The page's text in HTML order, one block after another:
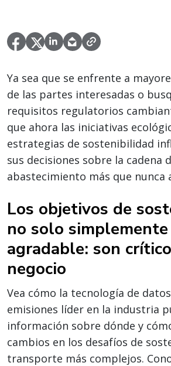
Ya sea que se enfrente a
de las partes interesadas o
requisitos regulatorios
que ahora las iniciativas
estrategias de sostenibilidad
sus decisiones sobre la cadena
abastecimiento más que nunca
Los objetivos de
no solo
agradable: son
negocio
Vea cómo la tecnología de
emisiones líder en la industria
información sobre dónde y
cambios en los desafíos de
transporte más complejos.